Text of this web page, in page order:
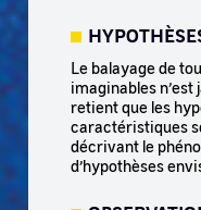
Le balayage de
imaginables n’est
retient que les
caractéristiques
décrivant le
d’hypothèses